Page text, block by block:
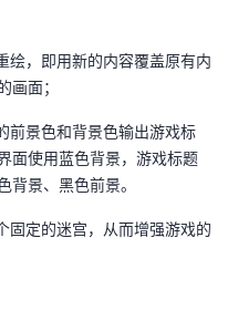
绘，即用新的内容覆盖原有内
画面；
前景色和背景色输出游戏标
面使用蓝色背景，游戏标题
背景、黑色前景。
固定的迷宫，从而增强游戏的